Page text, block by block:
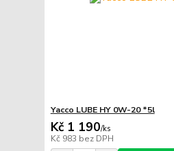
Yacco LUBE HY 0W-20 *5l
Kč 1 190/ks
Kč 983 bez DPH